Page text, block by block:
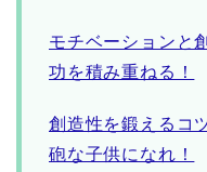
モチベーションと
功を積み重ねる！
創造性を鍛えるコ
砲な子供になれ！